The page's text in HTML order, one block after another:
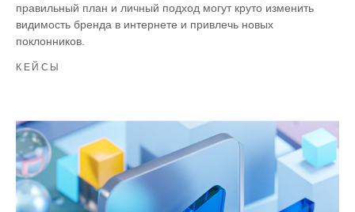
правильный план и личный подход могут круто изменить
видимость бренда в интернете и привлечь новых
поклонников.
КЕЙСЫ